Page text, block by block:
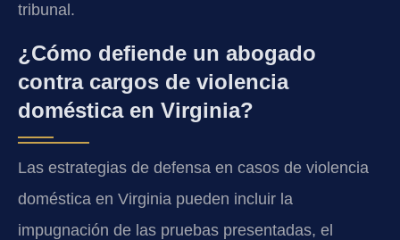
tribunal.
¿Cómo defiende un abogado
contra cargos de violencia
doméstica en Virginia?
Las estrategias de defensa en casos de violencia
doméstica en Virginia pueden incluir la
impugnación de las pruebas presentadas, el